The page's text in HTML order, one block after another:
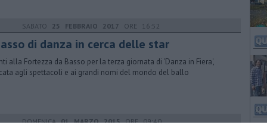
SABATO 25 FEBBRAIO 2017 ORE 16:52
di danza in cerca delle star
alla Fortezza da Basso per la terza giornata di 'Danza in Fiera',
agli spettacoli e ai grandi nomi del mondo del ballo
DOMENICA01 MARZO 2015ORE 09:40